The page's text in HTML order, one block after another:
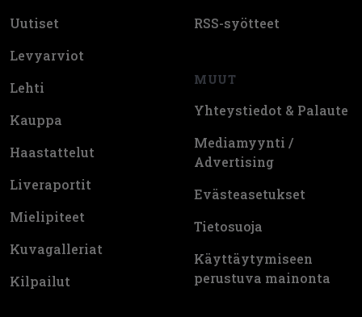
Uutiset
Levyarviot
Lehti
Kauppa
Haastattelut
Liveraportit
Mielipiteet
Kuvagalleriat
Kilpailut
RSS-syötteet
MUUT
Yhteystiedot & Palaute
Mediamyynti /
Advertising
Evästeasetukset
Tietosuoja
Käyttäytymiseen
perustuva mainonta